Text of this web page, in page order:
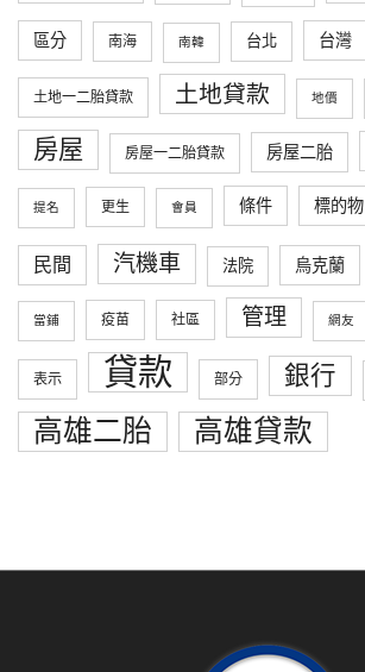
區分 南海 南韓 台北 台灣
土地一二胎貸款 土地貸款 地價
房屋 房屋一二胎貸款 房屋二胎
提名 更生 會員 條件 標的物
民間 汽機車 法院 烏克蘭
當鋪 疫苗 社區 管理 網友
表示 貸款 部分 銀行
高雄二胎 高雄貸款